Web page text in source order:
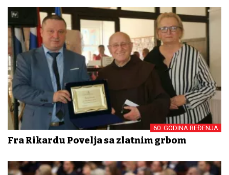
60. GODINA REĐENJA
Fra Rikardu Povelja sa zlatnim grbom